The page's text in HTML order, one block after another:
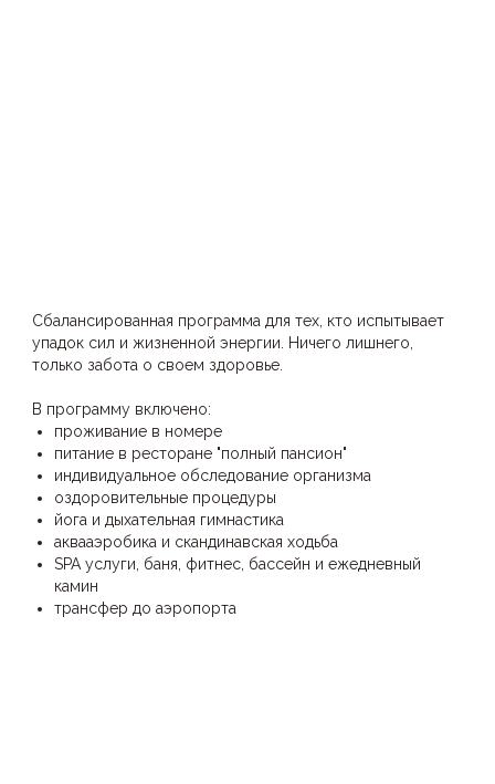
Сбалансированная программа для тех, кто испытывает
упадок сил и жизненной энергии. Ничего лишнего,
только забота о своем здоровье.
В программу включено:
проживание в номере
питание в ресторане "полный пансион"
индивидуальное обследование организма
оздоровительные процедуры
йога и дыхательная гимнастика
аквааэробика и скандинавская ходьба
SPA услуги, баня, фитнес, бассейн и ежедневный
камин
трансфер до аэропорта